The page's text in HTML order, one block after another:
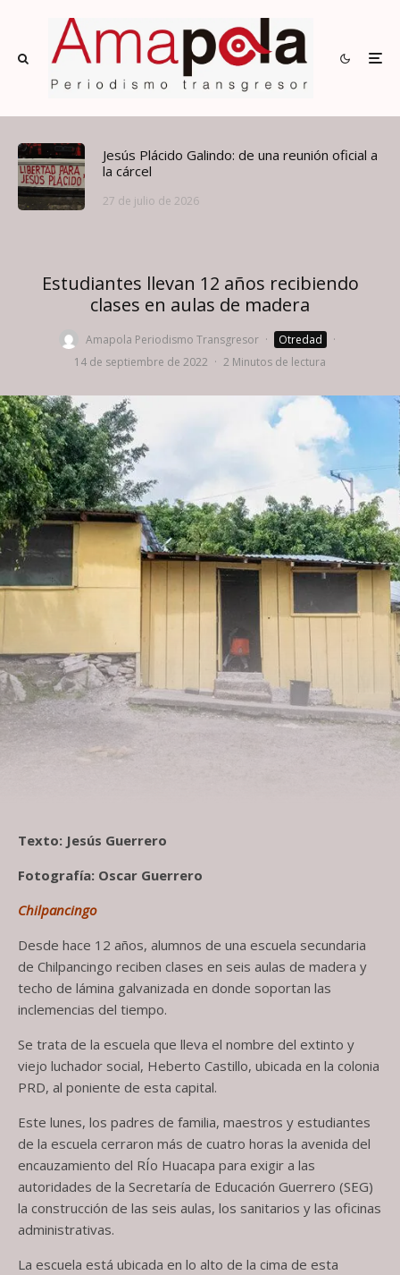
Jesús Plácido Galindo: de una reunión oficial a
la cárcel
27 de julio de 2026
Estudiantes llevan 12 años recibiendo
clases en aulas de madera
Amapola Periodismo Transgresor · Otredad
·
14 de septiembre de 2022 · 2 Minutos de lectura
Texto: ​Jesús Guerrero
Fotografía: Oscar Guerrero
Chilpancingo
Desde hace 12 años, alumnos de una escuela secundaria
de Chilpancingo reciben clases en seis aulas de madera y
techo de lámina galvanizada en donde soportan las
inclemencias del tiempo.
Se trata de la escuela que lleva el nombre del extinto y
viejo luchador social, Heberto Castillo, ubicada en la colonia
PRD, al poniente de esta capital.
Este lunes, los padres de familia, maestros y estudiantes
de la escuela cerraron más de cuatro horas la avenida del
encauzamiento del RÍo Huacapa para exigir a las
autoridades de la Secretaría de Educación Guerrero (SEG)
la construcción de las seis aulas, los sanitarios y las oficinas
administrativas.
La escuela está ubicada en lo alto de la cima de esta